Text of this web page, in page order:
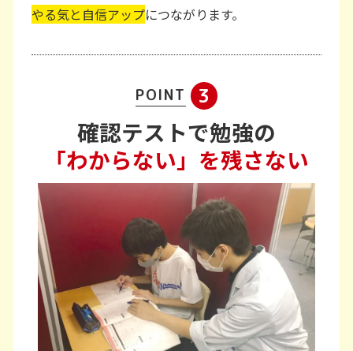
やる気と自信アップにつながります。
POINT 3
確認テストで勉強の
「わからない」を残さない